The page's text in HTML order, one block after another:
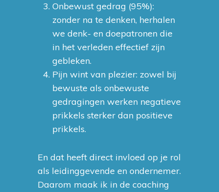
Onbewust gedrag (95%):
zonder na te denken, herhalen
we denk- en doepatronen die
in het verleden effectief zijn
gebleken.
Pijn wint van plezier: zowel bij
bewuste als onbewuste
gedragingen werken negatieve
prikkels sterker dan positieve
prikkels.
En dat heeft direct invloed op je rol
als leidinggevende en ondernemer.
Daarom maak ik in de coaching